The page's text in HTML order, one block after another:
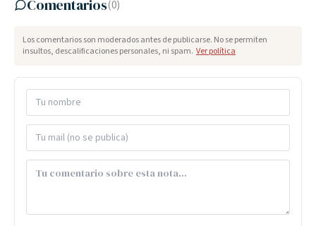
Comentarios(0)
Los comentarios son moderados antes de publicarse. No se permiten
insultos, descalificaciones personales, ni spam. Ver política